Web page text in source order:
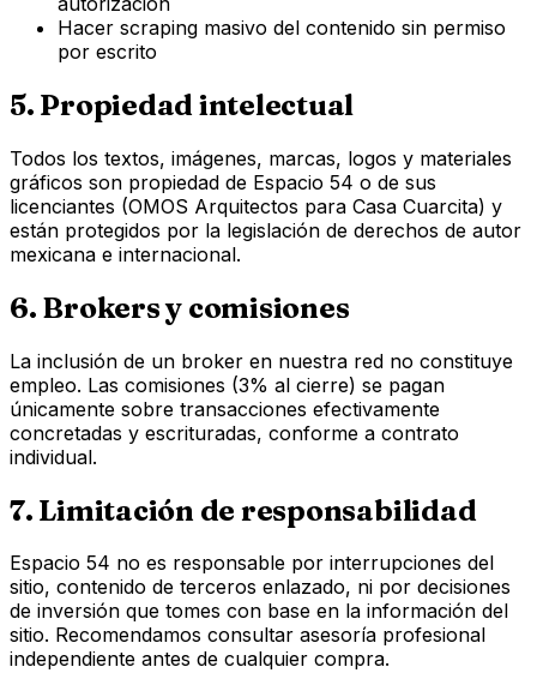
Hacer scraping masivo del contenido sin permiso
por escrito
5. Propiedad intelectual
Todos los textos, imágenes, marcas, logos y materiales
gráficos son propiedad de Espacio 54 o de sus
licenciantes (OMOS Arquitectos para Casa Cuarcita) y
están protegidos por la legislación de derechos de autor
mexicana e internacional.
6. Brokers y comisiones
La inclusión de un broker en nuestra red no constituye
empleo. Las comisiones (3% al cierre) se pagan
únicamente sobre transacciones efectivamente
concretadas y escrituradas, conforme a contrato
individual.
7. Limitación de responsabilidad
Espacio 54 no es responsable por interrupciones del
sitio, contenido de terceros enlazado, ni por decisiones
de inversión que tomes con base en la información del
sitio. Recomendamos consultar asesoría profesional
independiente antes de cualquier compra.